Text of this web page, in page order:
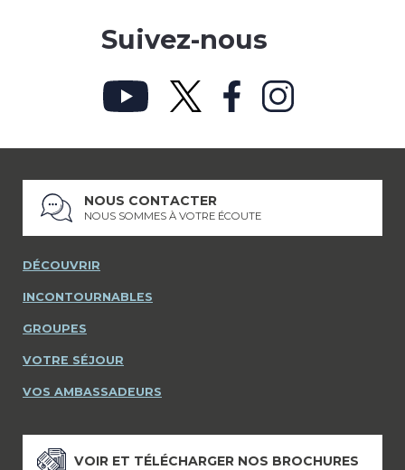
Suivez-nous
NOUS CONTACTER
NOUS SOMMES À VOTRE ÉCOUTE
DÉCOUVRIR
INCONTOURNABLES
GROUPES
VOTRE SÉJOUR
VOS AMBASSADEURS
VOIR ET TÉLÉCHARGER NOS BROCHURES